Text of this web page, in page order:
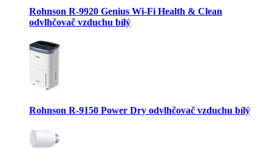
Rohnson R-9920 Genius Wi-Fi Health & Clean
odvlhčovač vzduchu bílý
Rohnson R-9150 Power Dry odvlhčovač vzduchu bílý